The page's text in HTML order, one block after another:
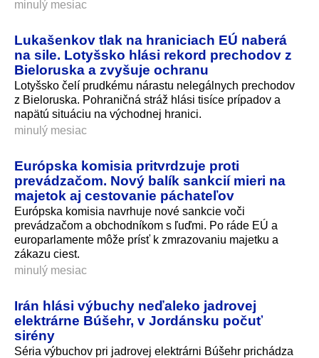
minulý mesiac
Lukašenkov tlak na hraniciach EÚ naberá
na sile. Lotyšsko hlási rekord prechodov z
Bieloruska a zvyšuje ochranu
Lotyšsko čelí prudkému nárastu nelegálnych prechodov
z Bieloruska. Pohraničná stráž hlási tisíce prípadov a
napätú situáciu na východnej hranici.
minulý mesiac
Európska komisia pritvrdzuje proti
prevádzačom. Nový balík sankcií mieri na
majetok aj cestovanie páchateľov
Európska komisia navrhuje nové sankcie voči
prevádzačom a obchodníkom s ľuďmi. Po ráde EÚ a
europarlamente môže prísť k zmrazovaniu majetku a
zákazu ciest.
minulý mesiac
Irán hlási výbuchy neďaleko jadrovej
elektrárne Búšehr, v Jordánsku počuť
sirény
Séria výbuchov pri jadrovej elektrárni Búšehr prichádza